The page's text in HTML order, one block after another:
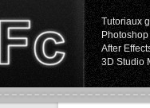
Tutoriaux
Photoshop
After
3D Studio